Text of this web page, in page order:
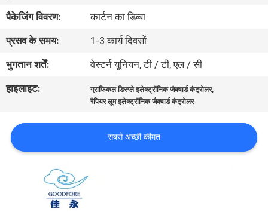
कारखाना
भ्रमण
गुणवत्ता
हमसे
पैकेजिंग विवरण:
कार्टन का डिब्बा
प्रसव के समय:
1-3 कार्य दिवसों
भुगतान शर्तें:
वेस्टर्न यूनियन, टी / टी, एल / सी
हाइलाइट:
ग्राफिकल डिस्प्ले इलेक्ट्रॉनिक जैक्वार्ड कंट्रोलर,
रैपियर लूम इलेक्ट्रॉनिक जैक्वार्ड कंट्रोलर
सबसे अच्छी कीमत